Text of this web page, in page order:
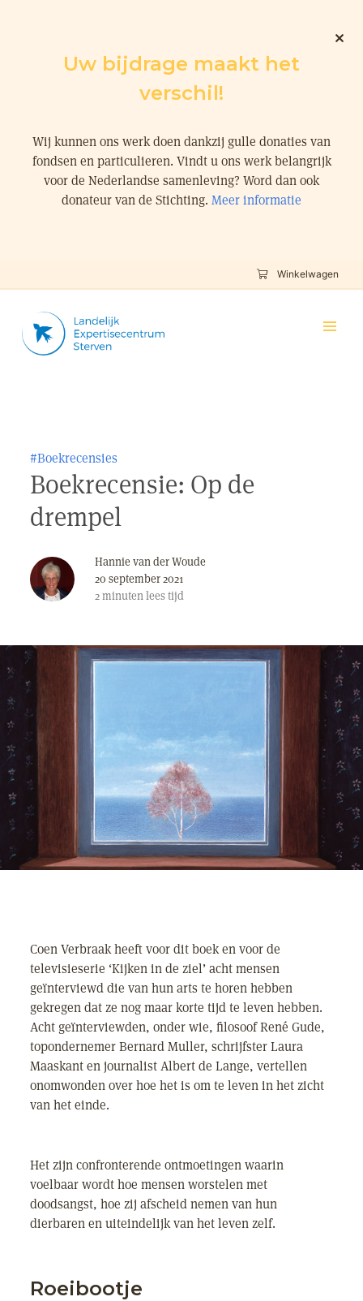
Uw bijdrage maakt het
verschil!
Wij kunnen ons werk doen dankzij gulle donaties van
fondsen en particulieren. Vindt u ons werk belangrijk
voor de Nederlandse samenleving? Word dan ook
donateur van de Stichting. Meer informatie
Winkelwagen
#Boekrecensies
Boekrecensie: Op de
drempel
Hannie van der Woude
20 september 2021
2minutenlees tijd
Coen Verbraak heeft voor dit boek en voor de
televisieserie ‘Kijken in de ziel’ acht mensen
geïnterviewd die van hun arts te horen hebben
gekregen dat ze nog maar korte tijd te leven hebben.
Acht geïnterviewden, onder wie, filosoof René Gude,
topondernemer Bernard Muller, schrijfster Laura
Maaskant en journalist Albert de Lange, vertellen
onomwonden over hoe het is om te leven in het zicht
van het einde.
Het zijn confronterende ontmoetingen waarin
voelbaar wordt hoe mensen worstelen met
doodsangst, hoe zij afscheid nemen van hun
dierbaren en uiteindelijk van het leven zelf.
Roeibootje